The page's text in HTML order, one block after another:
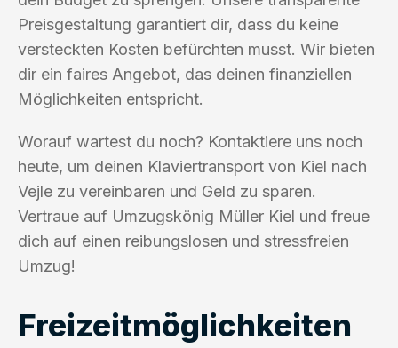
Preisgestaltung garantiert dir, dass du keine
versteckten Kosten befürchten musst. Wir bieten
dir ein faires Angebot, das deinen finanziellen
Möglichkeiten entspricht.
Worauf wartest du noch? Kontaktiere uns noch
heute, um deinen Klaviertransport von Kiel nach
Vejle zu vereinbaren und Geld zu sparen.
Vertraue auf Umzugskönig Müller Kiel und freue
dich auf einen reibungslosen und stressfreien
Umzug!
Freizeitmöglichkeiten